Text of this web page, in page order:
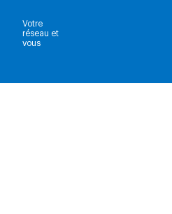
Votre
réseau et
vous